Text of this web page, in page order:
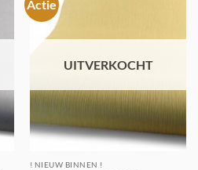
Actie
UITVERKOCHT
! NIEUW BINNEN !